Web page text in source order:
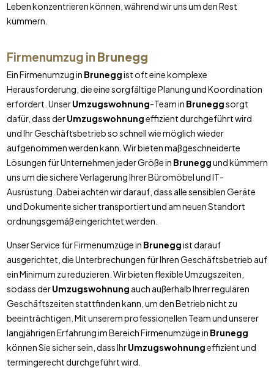
Leben konzentrieren können, während wir uns um den Rest
kümmern.
Firmenumzug in Brunegg
Ein Firmenumzug in Bruneggist oft eine komplexe
Herausforderung, die eine sorgfältige Planung und Koordination
erfordert. UnserUmzugswohnung-Team in Bruneggsorgt
dafür, dass derUmzugswohnungeffizient durchgeführt wird
und Ihr Geschäftsbetrieb so schnell wie möglich wieder
aufgenommen werden kann. Wir bieten maßgeschneiderte
Lösungen für Unternehmen jeder Größe in Bruneggund kümmern
uns um die sichere Verlagerung Ihrer Büromöbel und IT-
Ausrüstung. Dabei achten wir darauf, dass alle sensiblen Geräte
und Dokumente sicher transportiert und am neuen Standort
ordnungsgemäß eingerichtet werden.
Unser Service für Firmenumzüge in Bruneggist darauf
ausgerichtet, die Unterbrechungen für Ihren Geschäftsbetrieb auf
ein Minimum zu reduzieren. Wir bieten flexible Umzugszeiten,
sodass derUmzugswohnung auch außerhalb Ihrer regulären
Geschäftszeiten stattfinden kann, um den Betrieb nicht zu
beeinträchtigen. Mit unserem professionellen Team und unserer
langjährigen Erfahrung im Bereich Firmenumzüge in Brunegg
können Sie sicher sein, dass IhrUmzugswohnungeffizient und
termingerecht durchgeführt wird.